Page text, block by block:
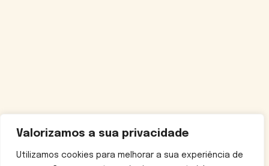
Valorizamos a sua privacidade
Utilizamos cookies para melhorar a sua experiência de